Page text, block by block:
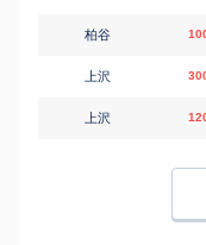
柏谷
上沢
上沢